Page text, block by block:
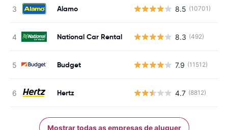
Alamo 8.5 (10701)
National Car Rental 8.3 (492)
Budget 7.9 (11512)
Hertz 4.7 (8812)
Mostrar todas as empresas de aluguer